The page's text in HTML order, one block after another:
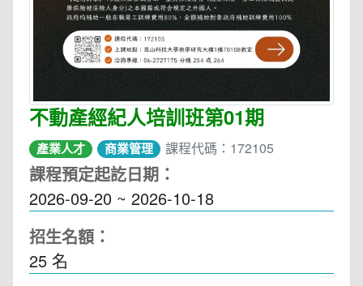
不動產經紀人培訓班第01期
產業人才 商業管理 課程代碼：172105
課程預定起訖日期：
2026-09-20 ~ 2026-10-18
招生名額：
25 名